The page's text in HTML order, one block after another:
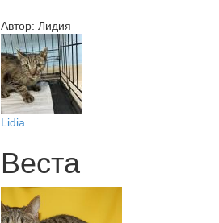
Автор: Лидия
Lidia
Веста